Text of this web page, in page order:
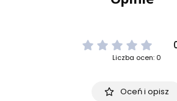
Liczba ocen: 0
Oceń i opisz